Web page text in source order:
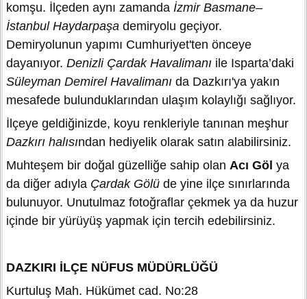
komşu. İlçeden aynı zamanda İzmir Basmane–
İstanbul Haydarpaşa demiryolu geçiyor.
Demiryolunun yapımı Cumhuriyet'ten önceye
dayanıyor. Denizli Çardak Havalimanı ile Isparta’daki
Süleyman Demirel Havalimanı da Dazkırı'ya yakın
mesafede bulunduklarından ulaşım kolaylığı sağlıyor.
İlçeye geldiğinizde, koyu renkleriyle tanınan meşhur
Dazkırı halısından hediyelik olarak satın alabilirsiniz.
Muhteşem bir doğal güzelliğe sahip olan Acı Göl ya
da diğer adıyla Çardak Gölü de yine ilçe sınırlarında
bulunuyor. Unutulmaz fotoğraflar çekmek ya da huzur
içinde bir yürüyüş yapmak için tercih edebilirsiniz.
DAZKIRI İLÇE NÜFUS MÜDÜRLÜĞÜ
Kurtuluş Mah. Hükümet cad. No:28